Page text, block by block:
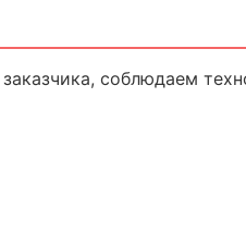
соблюдаем